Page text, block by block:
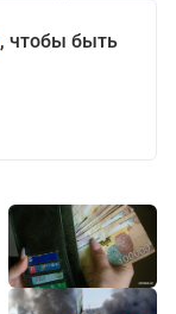
, чтобы быть